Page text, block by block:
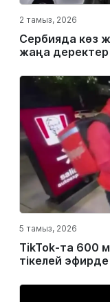
2 тамыз, 2026
Сербияда көз
жаңа
5 тамыз, 2026
TikTok-та 600
тікелей